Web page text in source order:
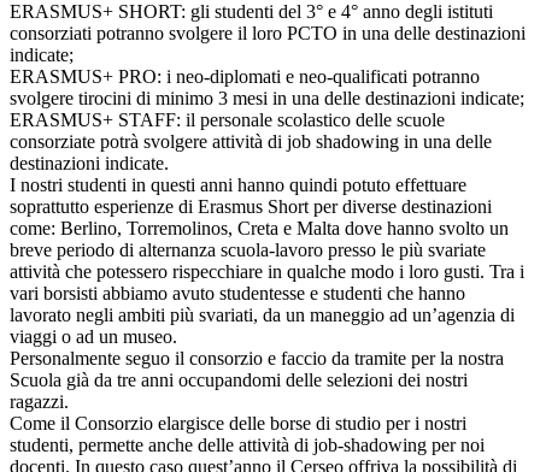
ERASMUS+ SHORT: gli studenti del 3° e 4° anno degli istituti
consorziati potranno svolgere il loro PCTO in una delle destinazioni
indicate;
ERASMUS+ PRO: i neo-diplomati e neo-qualificati potranno
svolgere tirocini di minimo 3 mesi in una delle destinazioni indicate;
ERASMUS+ STAFF: il personale scolastico delle scuole
consorziate potrà svolgere attività di job shadowing in una delle
destinazioni indicate.
I nostri studenti in questi anni hanno quindi potuto effettuare
soprattutto esperienze di Erasmus Short per diverse destinazioni
come: Berlino, Torremolinos, Creta e Malta dove hanno svolto un
breve periodo di alternanza scuola-lavoro presso le più svariate
attività che potessero rispecchiare in qualche modo i loro gusti. Tra i
vari borsisti abbiamo avuto studentesse e studenti che hanno
lavorato negli ambiti più svariati, da un maneggio ad un’agenzia di
viaggi o ad un museo.
Personalmente seguo il consorzio e faccio da tramite per la nostra
Scuola già da tre anni occupandomi delle selezioni dei nostri
ragazzi.
Come il Consorzio elargisce delle borse di studio per i nostri
studenti, permette anche delle attività di job-shadowing per noi
docenti. In questo caso quest’anno il Cerseo offriva la possibilità di